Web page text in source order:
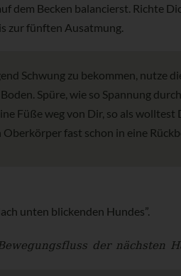
dem Becken balancierst. Richte
zur fünften Ausatmung.
Schwung zu bekommen, nutze
Spüre, wie so Spannung
Füße weg von Dir, so als
fast schon in eine
unten blickenden Hundes”.
der nächsten